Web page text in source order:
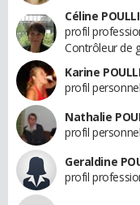
Céline
profil
Contrôleur de
Karine
profil
Nathalie
profil
Geraldine
profil